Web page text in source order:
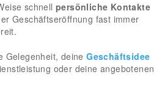
schnell persönliche Kontakte
Geschäftseröffnung fast immer
Gelegenheit, deineGeschäftsidee
oder deine angebotenen